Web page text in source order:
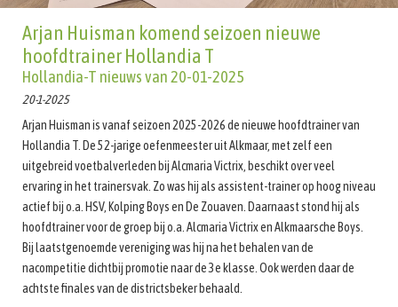
Arjan Huisman komend seizoen nieuwe
hoofdtrainer Hollandia T
Hollandia-T nieuws van 20-01-2025
20-1-2025
Arjan Huisman is vanaf seizoen 2025-2026 de nieuwe hoofdtrainer van
Hollandia T. De 52-jarige oefenmeester uit Alkmaar, met zelf een
uitgebreid voetbalverleden bij Alcmaria Victrix, beschikt over veel
ervaring in het trainersvak. Zo was hij als assistent-trainer op hoog niveau
actief bij o.a. HSV, Kolping Boys en De Zouaven. Daarnaast stond hij als
hoofdtrainer voor de groep bij o.a. Alcmaria Victrix en Alkmaarsche Boys.
Bij laatstgenoemde vereniging was hij na het behalen van de
nacompetitie dichtbij promotie naar de 3e klasse. Ook werden daar de
achtste finales van de districtsbeker behaald.